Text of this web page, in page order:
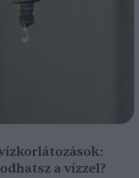
a vízzel?